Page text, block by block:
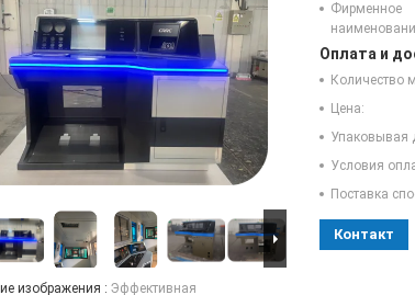
изображения : Эффективная
Фирменное
Оплата и
Количество
Цена:
Упаковывая
Условия
Поставка
Контакт